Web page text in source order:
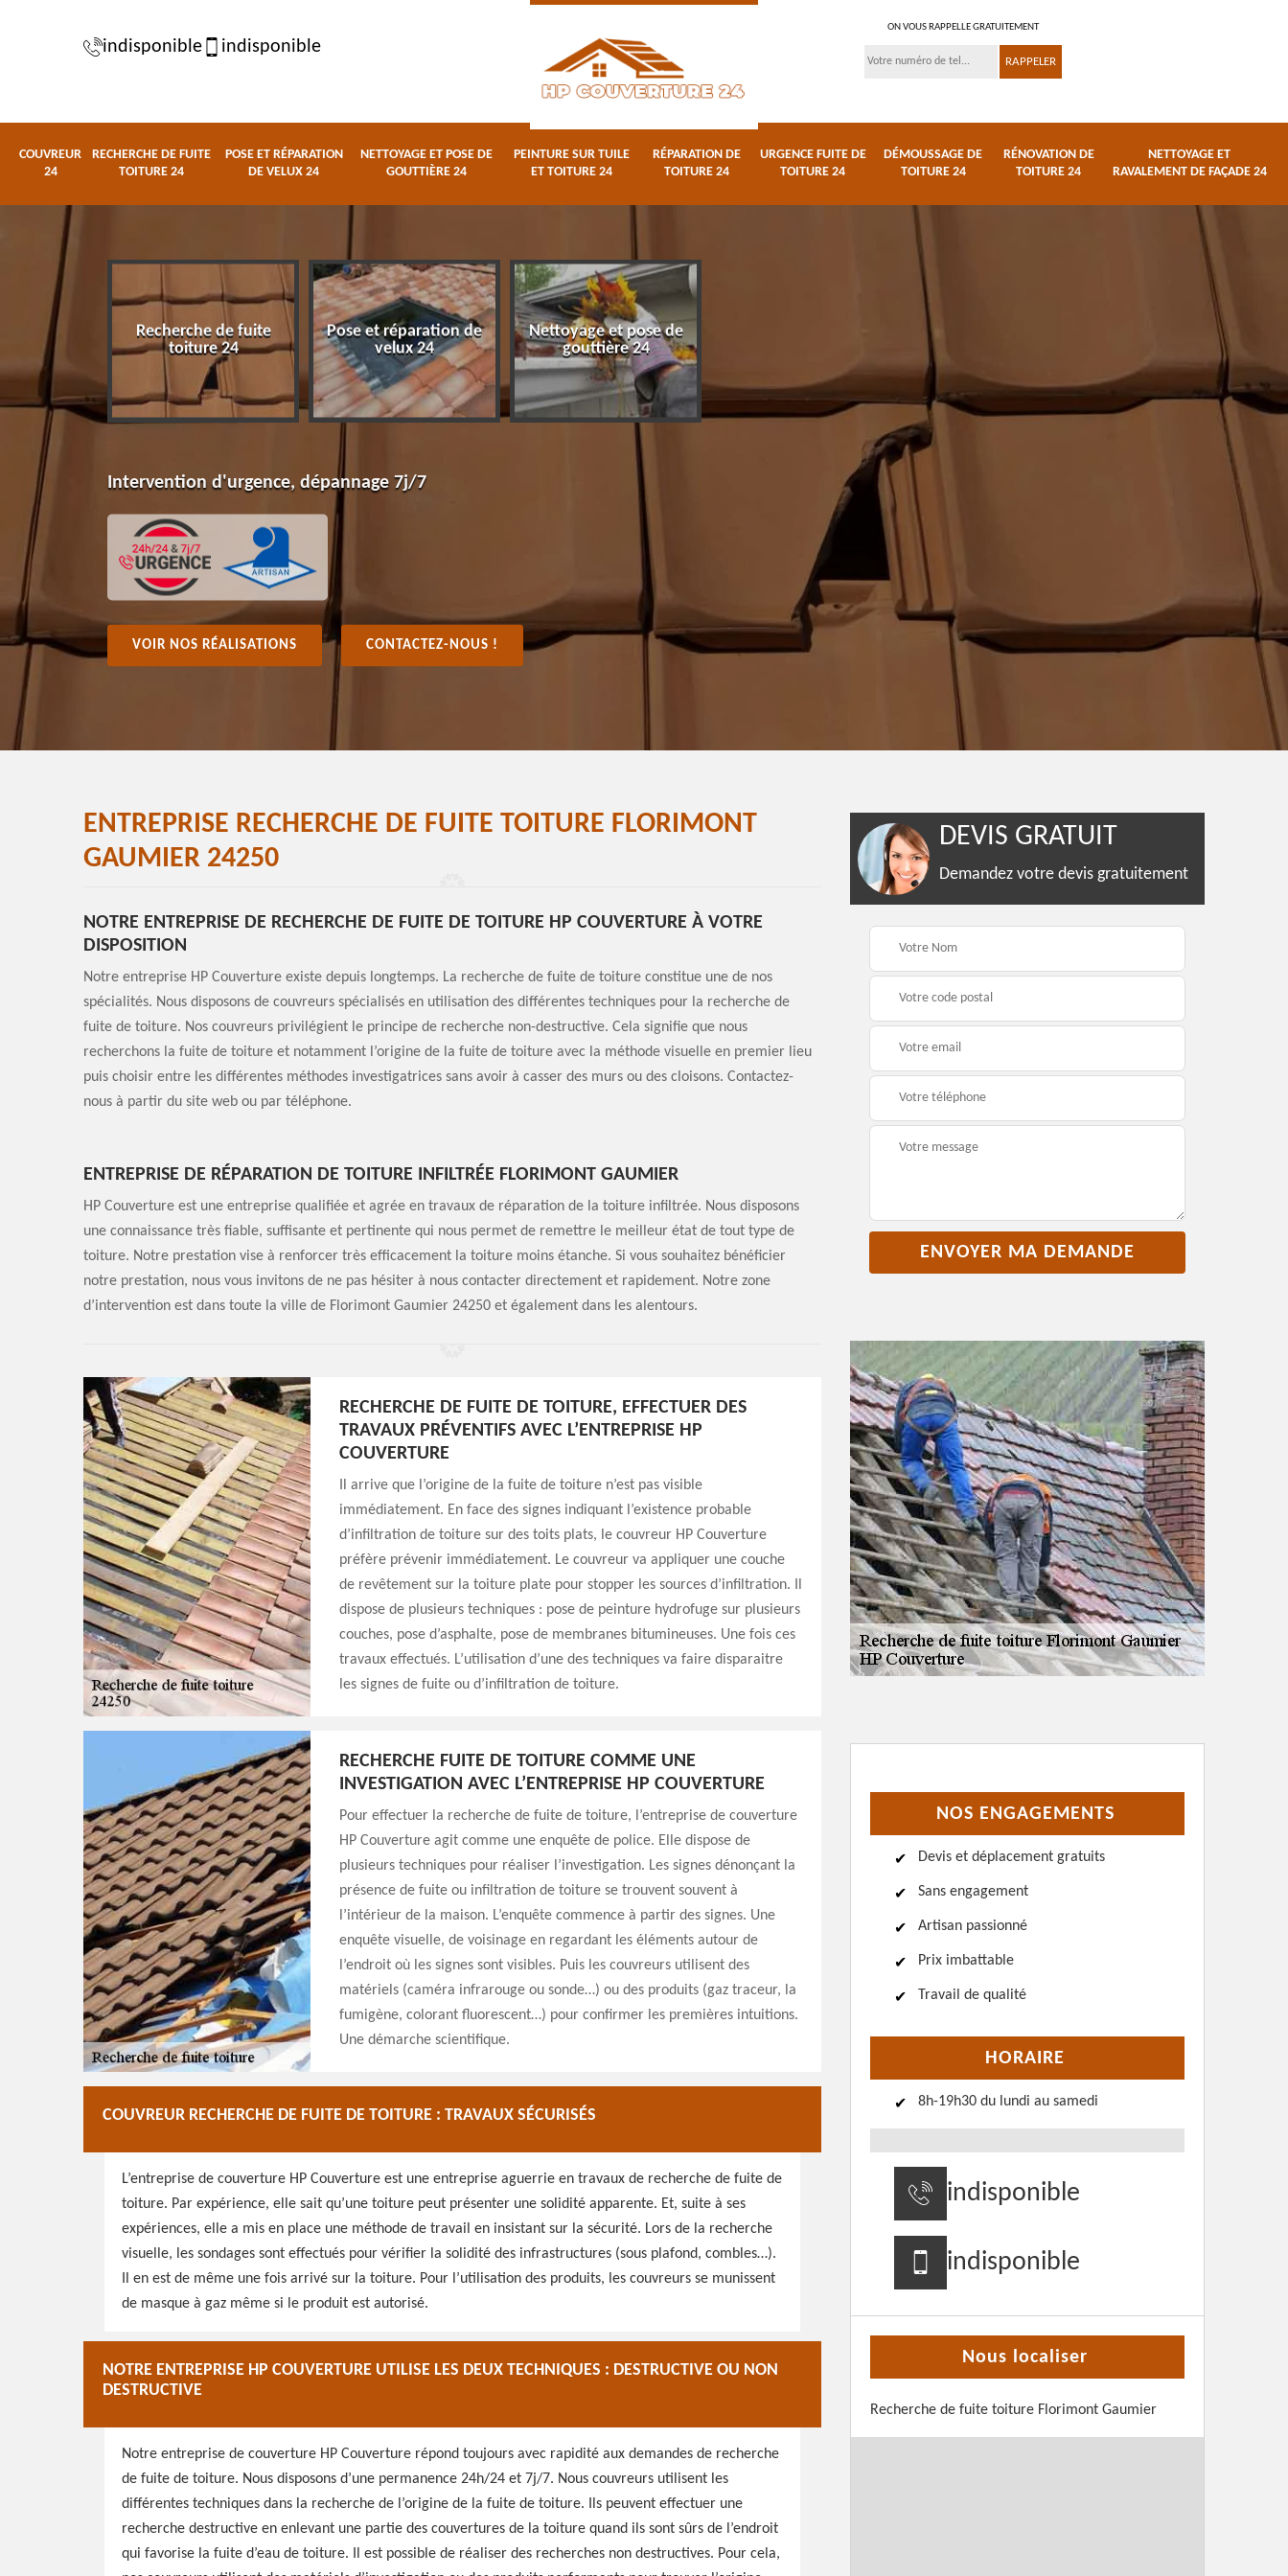
indisponible indisponible
ON VOUS RAPPELLE GRATUITEMENT
COUVREUR
24
RECHERCHE DE FUITE
TOITURE 24
POSE ET RÉPARATION
DE VELUX 24
NETTOYAGE ET POSE DE
GOUTTIÈRE 24
PEINTURE SUR TUILE
ET TOITURE 24
RÉPARATION DE
TOITURE 24
URGENCE FUITE DE
TOITURE 24
DÉMOUSSAGE DE
TOITURE 24
RÉNOVATION DE
TOITURE 24
NETTOYAGE ET
RAVALEMENT DE FAÇADE 24
Recherche de fuite
toiture 24
Pose et réparation de
velux 24
Nettoyage et pose de
gouttière 24
Réparation de toiture
Urgence fuite de
toiture 24
Intervention d'urgence, dépannage 7j/7
VOIR NOS RÉALISATIONS CONTACTEZ-NOUS !
ENTREPRISE RECHERCHE DE FUITE TOITURE FLORIMONT
GAUMIER 24250
NOTRE ENTREPRISE DE RECHERCHE DE FUITE DE TOITURE HP COUVERTURE À VOTRE
DISPOSITION
Notre entreprise HP Couverture existe depuis longtemps. La recherche de fuite de toiture constitue une de nos
spécialités. Nous disposons de couvreurs spécialisés en utilisation des différentes techniques pour la recherche de
fuite de toiture. Nos couvreurs privilégient le principe de recherche non-destructive. Cela signifie que nous
recherchons la fuite de toiture et notamment l’origine de la fuite de toiture avec la méthode visuelle en premier lieu
puis choisir entre les différentes méthodes investigatrices sans avoir à casser des murs ou des cloisons. Contactez-
nous à partir du site web ou par téléphone.
ENTREPRISE DE RÉPARATION DE TOITURE INFILTRÉE FLORIMONT GAUMIER
HP Couverture est une entreprise qualifiée et agrée en travaux de réparation de la toiture infiltrée. Nous disposons
une connaissance très fiable, suffisante et pertinente qui nous permet de remettre le meilleur état de tout type de
toiture. Notre prestation vise à renforcer très efficacement la toiture moins étanche. Si vous souhaitez bénéficier
notre prestation, nous vous invitons de ne pas hésiter à nous contacter directement et rapidement. Notre zone
d’intervention est dans toute la ville de Florimont Gaumier 24250 et également dans les alentours.
RECHERCHE DE FUITE DE TOITURE, EFFECTUER DES
TRAVAUX PRÉVENTIFS AVEC L’ENTREPRISE HP
COUVERTURE
Il arrive que l’origine de la fuite de toiture n’est pas visible
immédiatement. En face des signes indiquant l’existence probable
d’infiltration de toiture sur des toits plats, le couvreur HP Couverture
préfère prévenir immédiatement. Le couvreur va appliquer une couche
de revêtement sur la toiture plate pour stopper les sources d’infiltration. Il
dispose de plusieurs techniques : pose de peinture hydrofuge sur plusieurs
couches, pose d’asphalte, pose de membranes bitumineuses. Une fois ces
travaux effectués. L’utilisation d’une des techniques va faire disparaitre
les signes de fuite ou d’infiltration de toiture.
RECHERCHE FUITE DE TOITURE COMME UNE
INVESTIGATION AVEC L’ENTREPRISE HP COUVERTURE
Pour effectuer la recherche de fuite de toiture, l’entreprise de couverture
HP Couverture agit comme une enquête de police. Elle dispose de
plusieurs techniques pour réaliser l’investigation. Les signes dénonçant la
présence de fuite ou infiltration de toiture se trouvent souvent à
l’intérieur de la maison. L’enquête commence à partir des signes. Une
enquête visuelle, de voisinage en regardant les éléments autour de
l’endroit où les signes sont visibles. Puis les couvreurs utilisent des
matériels (caméra infrarouge ou sonde…) ou des produits (gaz traceur, la
fumigène, colorant fluorescent…) pour confirmer les premières intuitions.
Une démarche scientifique.
COUVREUR RECHERCHE DE FUITE DE TOITURE : TRAVAUX SÉCURISÉS
L’entreprise de couverture HP Couverture est une entreprise aguerrie en travaux de recherche de fuite de
toiture. Par expérience, elle sait qu’une toiture peut présenter une solidité apparente. Et, suite à ses
expériences, elle a mis en place une méthode de travail en insistant sur la sécurité. Lors de la recherche
visuelle, les sondages sont effectués pour vérifier la solidité des infrastructures (sous plafond, combles…).
Il en est de même une fois arrivé sur la toiture. Pour l’utilisation des produits, les couvreurs se munissent
de masque à gaz même si le produit est autorisé.
NOTRE ENTREPRISE HP COUVERTURE UTILISE LES DEUX TECHNIQUES : DESTRUCTIVE OU NON
DESTRUCTIVE
Notre entreprise de couverture HP Couverture répond toujours avec rapidité aux demandes de recherche
de fuite de toiture. Nous disposons d’une permanence 24h/24 et 7j/7. Nous couvreurs utilisent les
différentes techniques dans la recherche de l’origine de la fuite de toiture. Ils peuvent effectuer une
recherche destructive en enlevant une partie des couvertures de la toiture quand ils sont sûrs de l’endroit
qui favorise la fuite d’eau de toiture. Il est possible de réaliser des recherches non destructives. Pour cela,
DEVIS GRATUIT
Demandez votre devis gratuitement
NOS ENGAGEMENTS
Devis et déplacement gratuits
Sans engagement
Artisan passionné
Prix imbattable
Travail de qualité
HORAIRE
8h-19h30 du lundi au samedi
indisponible
indisponible
Nous localiser
Recherche de fuite toiture Florimont Gaumier